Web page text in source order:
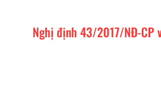
Nghị định 43/2017/NĐ-CP